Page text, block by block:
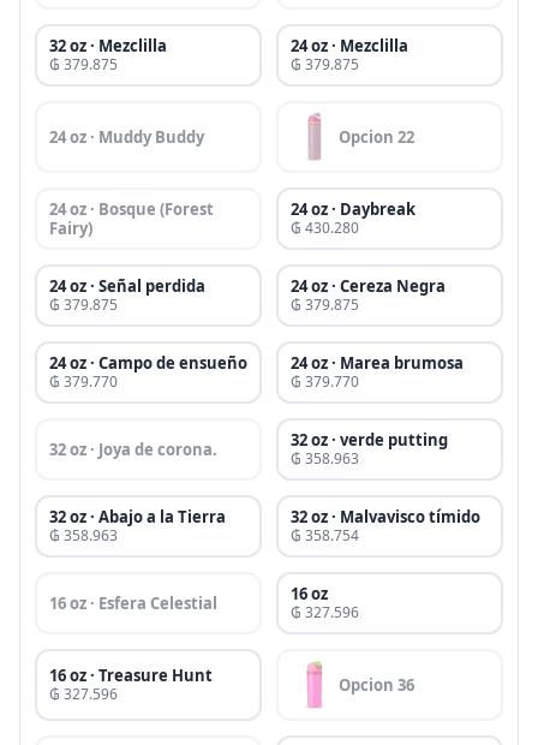
32 oz · Mezclilla
₲ 379.875
24 oz · Mezclilla
₲ 379.875
24 oz · Muddy Buddy Opcion 22
24 oz · Bosque (Forest
Fairy)
24 oz · Daybreak
₲ 430.280
24 oz · Señal perdida
₲ 379.875
24 oz · Cereza Negra
₲ 379.875
24 oz · Campo de ensueño
₲ 379.770
24 oz · Marea brumosa
₲ 379.770
32 oz · Joya de corona. 32 oz · verde putting
₲ 358.963
32 oz · Abajo a la Tierra
₲ 358.963
32 oz · Malvavisco tímido
₲ 358.754
16 oz · Esfera Celestial 16 oz
₲ 327.596
16 oz · Treasure Hunt
₲ 327.596 Opcion 36